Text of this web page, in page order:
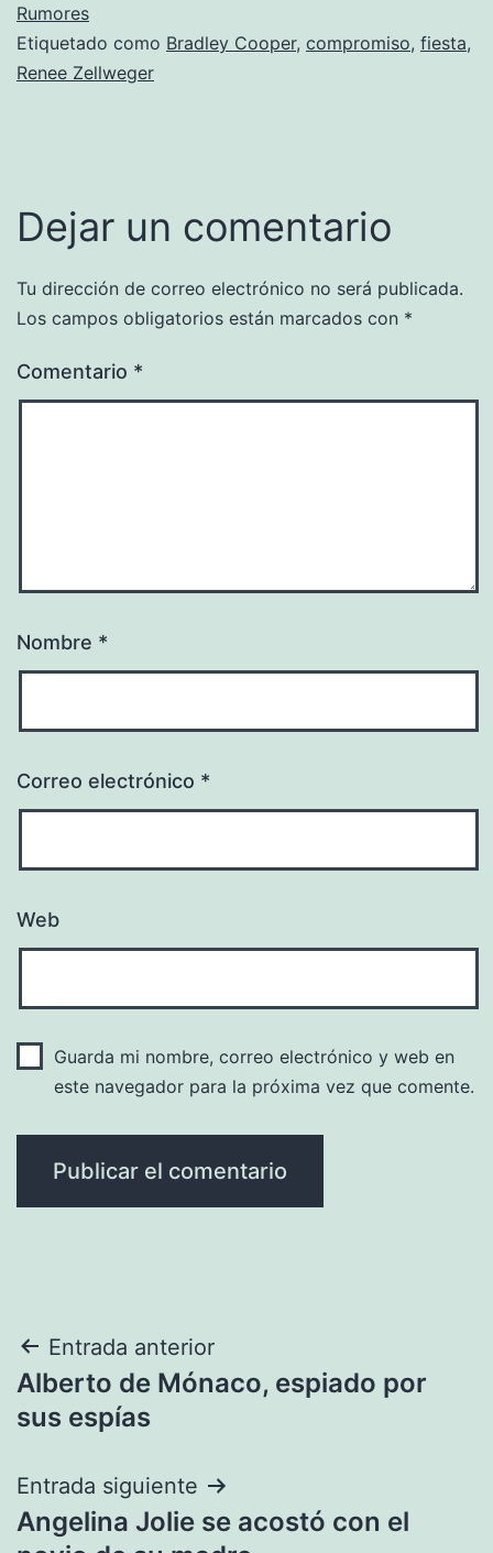
Rumores
Etiquetado como Bradley Cooper, compromiso, fiesta,
Renee Zellweger
Dejar un comentario
Tu dirección de correo electrónico no será publicada.
Los campos obligatorios están marcados con *
Comentario *
Nombre *
Correo electrónico *
Web
Guarda mi nombre, correo electrónico y web en
este navegador para la próxima vez que comente.
Navegación
de
Entrada anterior
Alberto de Mónaco, espiado por
sus espías
Entrada siguiente
Angelina Jolie se acostó con el